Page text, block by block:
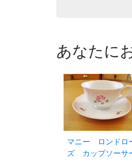
あなたに
マニー ロンドロ
ズ カップソーサ